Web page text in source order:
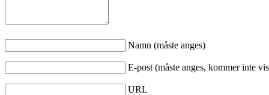
Namn (måste anges)
E-post (måste anges, kommer inte
URL